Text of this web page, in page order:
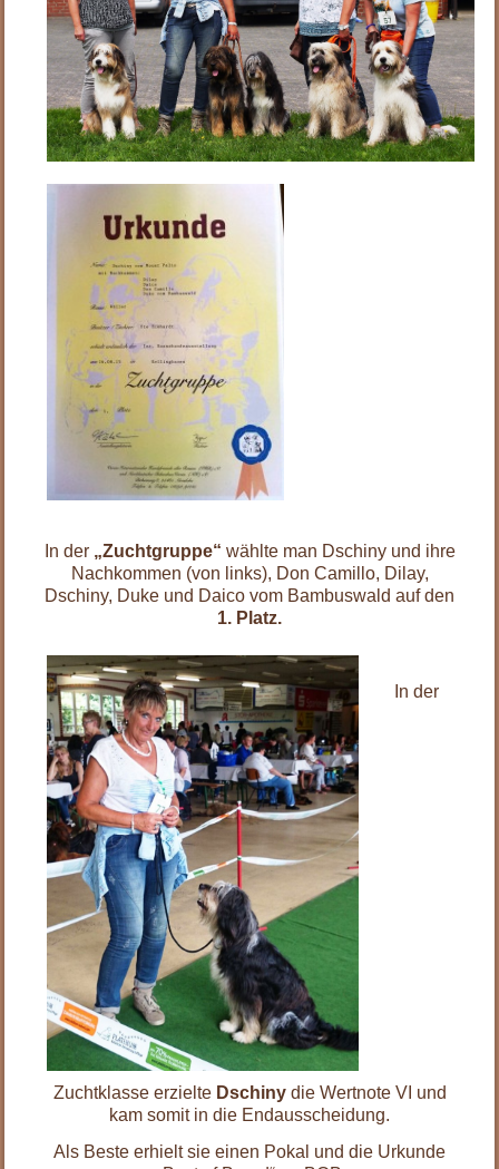
In der „Zuchtgruppe“ wählte man Dschiny und ihre
Nachkommen (von links), Don Camillo, Dilay,
Dschiny, Duke und Daico vom Bambuswald auf den
1. Platz.
In der
Zuchtklasse erzielte Dschinydie Wertnote VI und
kam somit in die Endausscheidung.
Als Beste erhielt sie einen Pokal und die Urkunde